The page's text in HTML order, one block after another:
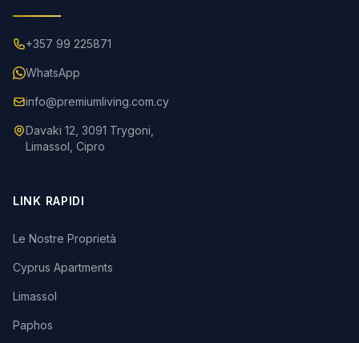
+357 99 225871
WhatsApp
info@premiumliving.com.cy
Davaki 12, 3091 Trygoni,
Limassol, Cipro
LINK RAPIDI
Le Nostre Proprietà
Cyprus Apartments
Limassol
Paphos